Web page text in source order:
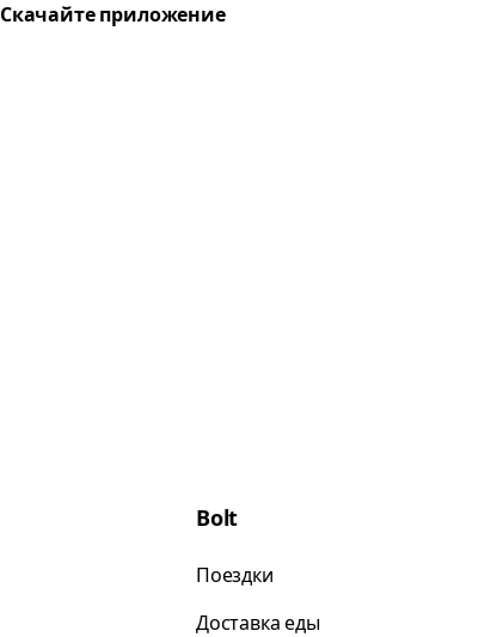
Скачайте приложение
Bolt
Поездки
Доставка еды